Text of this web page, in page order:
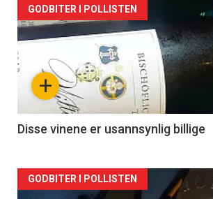
Forsiden
akkurat
nå
2
+
GODBITER I POLLISTEN
Disse vinene er usannsynlig billige
Forsiden
GODBITER I POLLISTEN